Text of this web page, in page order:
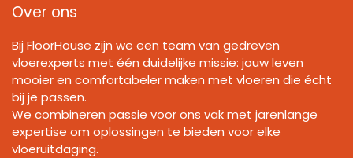
Over ons
Bij FloorHouse zijn we een team van gedreven
vloerexperts met één duidelijke missie: jouw leven
mooier en comfortabeler maken met vloeren die écht
bij je passen.
We combineren passie voor ons vak met jarenlange
expertise om oplossingen te bieden voor elke
vloeruitdaging.